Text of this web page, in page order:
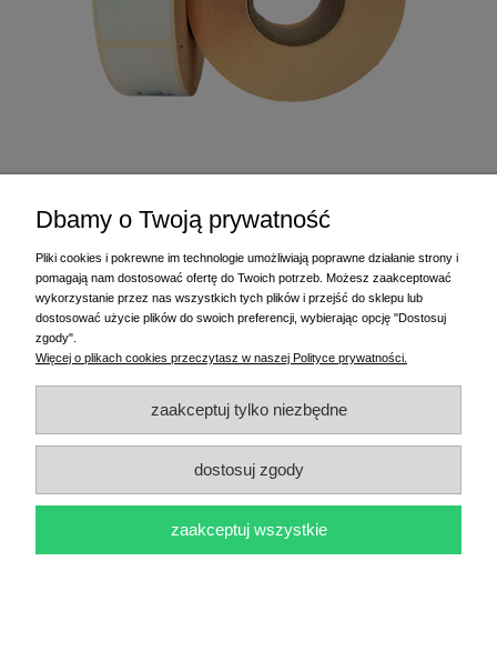
Etykiety termiczne 25x50 mm 1000 szt. fi25
9,00 zł
do koszyka
.
..
PPHU Randi
Dbamy o Twoją prywatność
Pliki cookies i pokrewne im technologie umożliwiają poprawne działanie strony i
pomagają nam dostosować ofertę do Twoich potrzeb. Możesz zaakceptować
wykorzystanie przez nas wszystkich tych plików i przejść do sklepu lub
dostosować użycie plików do swoich preferencji, wybierając opcję "Dostosuj
zgody".
Więcej o plikach cookies przeczytasz w naszej Polityce prywatności.
zaakceptuj tylko niezbędne
dostosuj zgody
zaakceptuj wszystkie